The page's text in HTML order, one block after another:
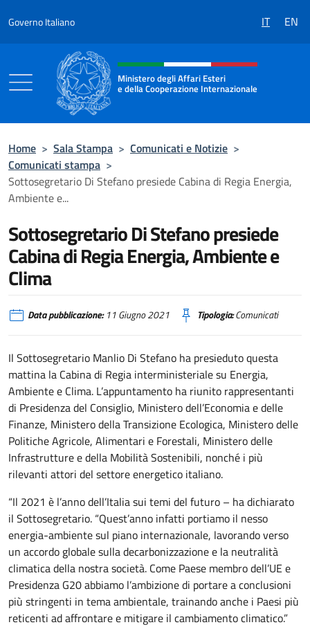
Governo Italiano IT EN
Intestazione sito, social e menù
Ministero degli Affari Esteri
e della Cooperazione Internazionale
Home > Sala Stampa > Comunicati e Notizie >
Comunicati stampa >
Sottosegretario Di Stefano presiede Cabina di Regia Energia,
Ambiente e...
Sottosegretario Di Stefano presiede
Cabina di Regia Energia, Ambiente e
Clima
Data pubblicazione:11 Giugno 2021 Tipologia:Comunicati
Il Sottosegretario Manlio Di Stefano ha presieduto questa
mattina la Cabina di Regia interministeriale su Energia,
Ambiente e Clima. L’appuntamento ha riunito rappresentanti
di Presidenza del Consiglio, Ministero dell’Economia e delle
Finanze, Ministero della Transizione Ecologica, Ministero delle
Politiche Agricole, Alimentari e Forestali, Ministero delle
Infrastrutture e della Mobilità Sostenibili, nonché i più
rilevanti attori del settore energetico italiano.
“Il 2021 è l’anno dell’Italia sui temi del futuro – ha dichiarato
il Sottosegretario. “Quest’anno infatti portiamo il nesso
energia-ambiente sul piano internazionale, lavorando verso
un accordo globale sulla decarbonizzazione e la neutralità
climatica della nostra società. Come Paese membro dell’UE e
Presidenza G20 abbiamo l’ambizione di portare a conclusioni
più stringenti in tema ambientale, trainando anche i Paesi più
reticenti ad affrontare e mitigare il cambiamento climatico.”